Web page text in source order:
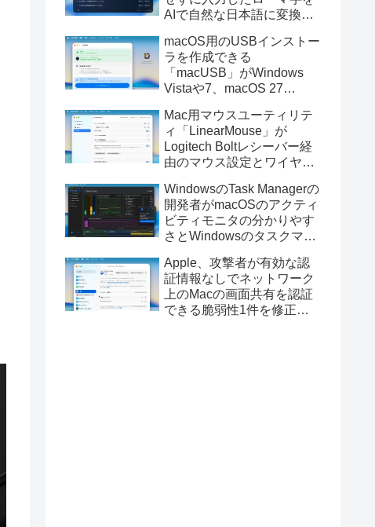
AIで自然な日本語に変換し
力アプリ「Nospace」がリ
リース。
macOS用のUSBインストー
ラを作成できる
「macUSB」がWindows
Vistaや7、macOS 27
トーラの作成に対応。
Mac用マウスユーティリテ
ィ「LinearMouse」が
Logitech Boltレシーバー経
由のマウス設定とワイヤレ
ックボールに対応。
WindowsのTask Managerの
開発者がmacOSのアクティ
ビティモニタの分かりやす
さとWindowsのタスクマネ
Mac用システムモニタアプ
リ「Task Manager TMOG」
のBeta版を公開。
Apple、攻撃者が有効な認
証情報なしでネットワーク
上のMacの画面共有を認証
できる脆弱性1件を修正し